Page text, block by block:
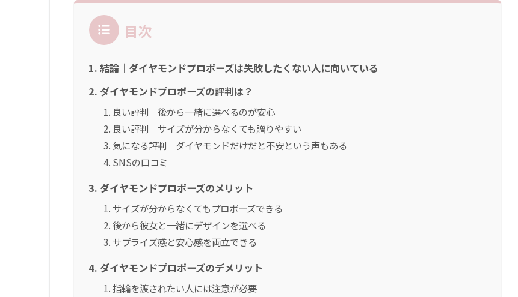
目次
結論｜ダイヤモンドプロポーズは失敗したくない人に向いている
ダイヤモンドプロポーズの評判は？
良い評判｜後から一緒に選べるのが安心
良い評判｜サイズが分からなくても贈りやすい
気になる評判｜ダイヤモンドだけだと不安という声もある
SNSの口コミ
ダイヤモンドプロポーズのメリット
サイズが分からなくてもプロポーズできる
後から彼女と一緒にデザインを選べる
サプライズ感と安心感を両立できる
ダイヤモンドプロポーズのデメリット
指輪を渡されたい人には注意が必要